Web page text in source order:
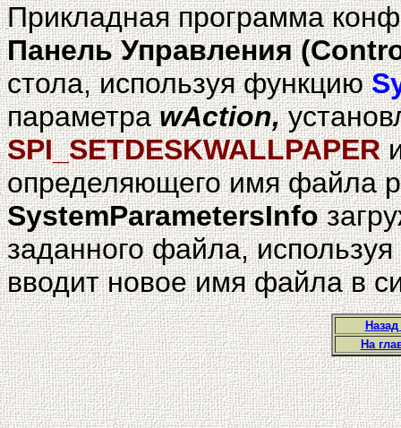
Прикладная программа
Панель Управления
стола, используя функцию
параметраwAction,
SPI_SETDESKWALLPAPER
определяющего имя файла
SystemParametersInfo
заданного файла,
вводит новое имя файла в
На